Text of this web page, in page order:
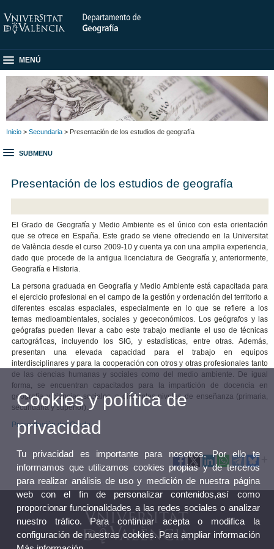
MENÚ
Inicio > Secundaria > Presentación de los estudios de geografía
SUBMENU
Presentación de los estudios de geografía
El Grado de Geografía y Medio Ambiente es el único con esta orientación
que se ofrece en España. Este grado se viene ofreciendo en la Universitat
de València desde el curso 2009-10 y cuenta ya con una amplia experiencia,
dado que procede de la antigua licenciatura de Geografía y, anteriormente,
Geografía e Historia.
La persona graduada en Geografía y Medio Ambiente está capacitada para
el ejercicio profesional en el campo de la gestión y ordenación del territorio a
diferentes escalas espaciales, especialmente en lo que se refiere a los
temas medioambientales, sociales y geoeconómicos. Los geógrafos y las
geógrafas pueden llevar a cabo este trabajo mediante el uso de técnicas
cartográficas, incluyendo los SIG, y estadísticas, entre otras. Además,
presentan una elevada capacidad para el trabajo en equipos
interdisciplinares y para la cooperación con otros y otras profesionales tanto
de las ciencias humanas y sociales como del medio ambiente. De igual
forma, se encuentran capacitados para la impartición de docencia en
geografía y ciencias sociales, a diferentes niveles de enseñanza (primaria,
secundaria y superior).
Presentación del Grado.
Cookies y política de
privacidad
Tu privacidad es importante para nosotros. Por ello te
informamos que utilizamos cookies propias y de terceros
para realizar análisis de uso y medición de nuestra página
web con el fin de personalizar contenidos,así como
proporcionar funcionalidades a las redes sociales o analizar
nuestro tráfico. Para continuar acepta o modifica la
configuración de nuestras cookies. Para ampliar información